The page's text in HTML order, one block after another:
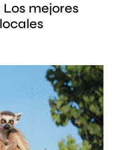
mejores